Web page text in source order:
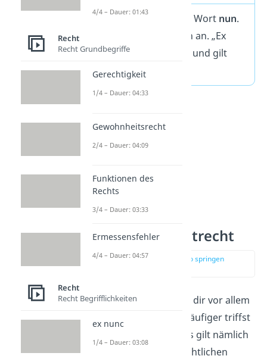
In „exnunc“ steckt das Wort nun.
Deshalb gilt es von nun an. „Ex
tunc“ ist das Gegenteil und gilt
dann von Anfang an.
Ex nunc im Privatrecht
zur Stelle im Video springen
Beide Begriffe begegnen dir vor allem
im
Deutlich häufiger triffst
du dabei auf ex nunc, das gilt nämlich
grundsätzlich für alle rechtlichen
4/4 – Dauer: 01:43
Recht
Recht Grundbegriffe
Gerechtigkeit
1/4 – Dauer: 04:33
Gewohnheitsrecht
2/4 – Dauer: 04:09
Funktionen des
Rechts
3/4 – Dauer: 03:33
Ermessensfehler
4/4 – Dauer: 04:57
Recht
Recht Begrifflichkeiten
ex nunc
1/4 – Dauer: 03:08